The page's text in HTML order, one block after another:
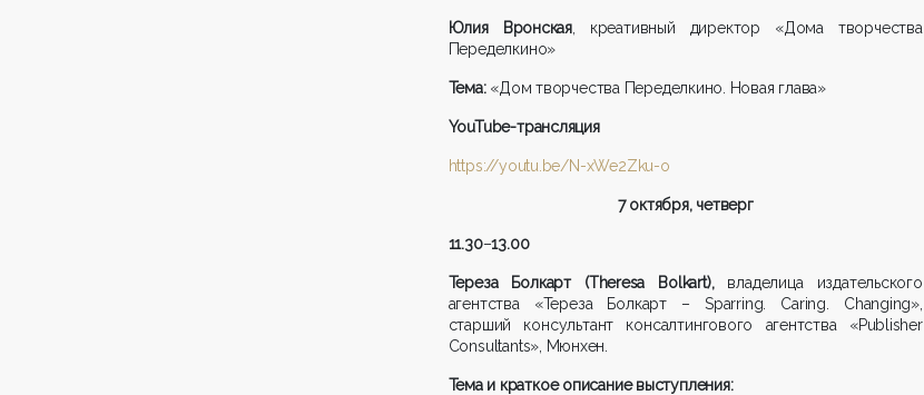
Юлия Вронская , креативный директор «Дома творчества
Переделкино»
Тема:«Дом творчества Переделкино. Новая глава»
YouTube-трансляция
https://youtu.be/N-xWe2Zku-o
7 октября, четверг
11.30–13.00
Тереза Болкарт (Theresa Bolkart), владелица издательского
агентства «Тереза Болкарт – Sparring. Caring. Changing»,
старший консультант консалтингового агентства «Publisher
Consultants», Мюнхен.
Тема и краткоеописание выступления: